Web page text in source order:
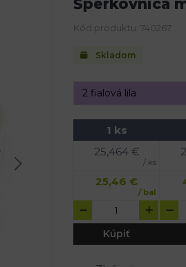
Šperkovnica
Kód produktu: 740267
Skladom
1 ks
25,464€
/ ks
25,46 €
/ bal
Kúpiť